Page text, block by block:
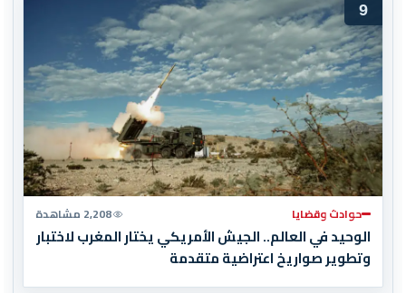
9
حوادث وقضايا 2,208 مشاهدة
الوحيد في العالم.. الجيش الأمريكي يختار المغرب لاختبار
وتطوير صواريخ اعتراضية متقدمة